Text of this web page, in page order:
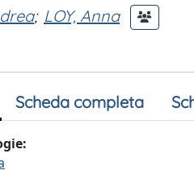
; LOY, Anna
Scheda completa